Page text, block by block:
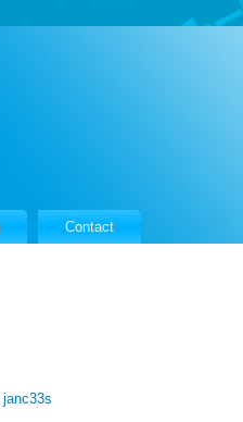
Contact
janc33s